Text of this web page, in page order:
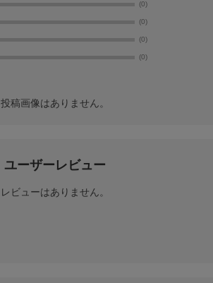
(0)
(0)
(0)
(0)
投稿画像はありません。
ユーザーレビュー
レビューはありません。